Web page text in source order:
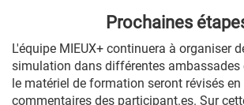
Prochaines
L'équipe MIEUX+ continuera à organiser
simulation dans différentes ambassades
le matériel de formation seront révisés
commentaires des participant.es. Sur